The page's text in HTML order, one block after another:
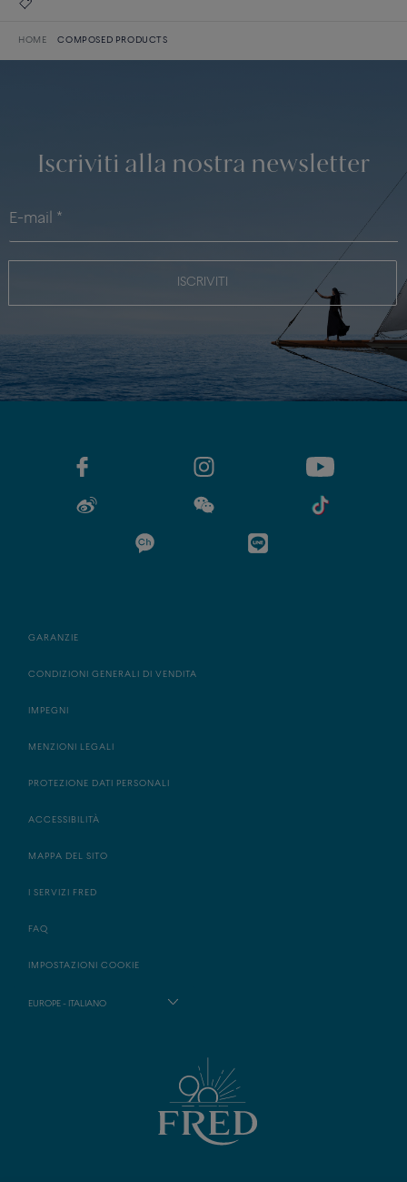
HOME COMPOSED PRODUCTS
Iscriviti alla nostra newsletter
ISCRIVITI
GARANZIE
CONDIZIONI GENERALI DI VENDITA
IMPEGNI
MENZIONI LEGALI
PROTEZIONE DATI PERSONALI
ACCESSIBILITÀ
MAPPA DEL SITO
I SERVIZI FRED
FAQ
IMPOSTAZIONI COOKIE
EUROPE - ITALIANO